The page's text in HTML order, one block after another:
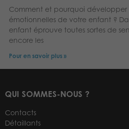
Comment et pourquoi développer
émotionnelles de votre enfant ?
enfant éprouve toutes sortes de
encore les
Pour en savoir plus »
QUI SOMMES-NOUS ?
Contacts
Détaillants